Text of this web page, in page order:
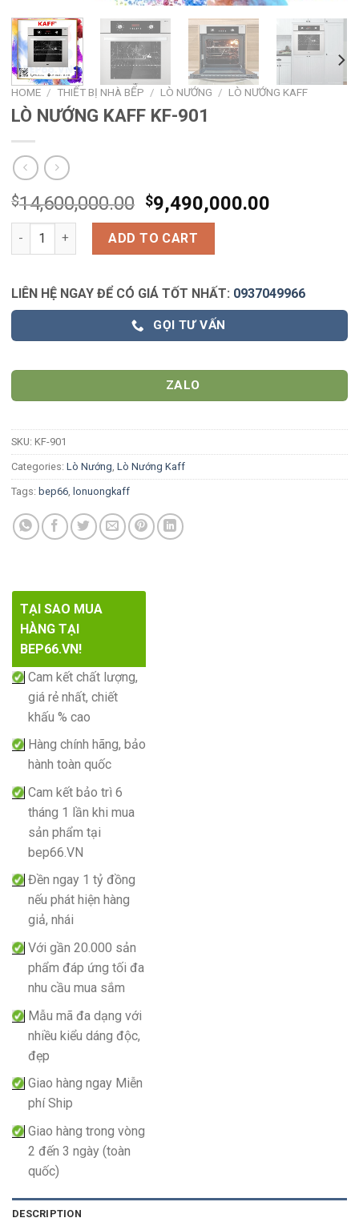
HOME / THIẾT BỊ NHÀ BẾP / LÒ NƯỚNG / LÒ NƯỚNG KAFF
LÒ NƯỚNG KAFF KF-901
$14,600,000.00 $9,490,000.00
LÒ NƯỚNG KAFF KF-901 quantity
ADD TO CART
LIÊN HỆ NGAY ĐỂ CÓ GIÁ TỐT NHẤT: 0937049966
GỌI TƯ VẤN
ZALO
SKU: KF-901
Categories: Lò Nướng Lò Nướng Kaff
Tags: bep66 lonuongkaff
TẠI SAO MUA
HÀNG TẠI
BEP66.VN!
Cam kết chất lượng,
giá rẻ nhất, chiết
khấu % cao
Hàng chính hãng, bảo
hành toàn quốc
Cam kết bảo trì 6
tháng 1 lần khi mua
sản phẩm tại
bep66.VN
Đền ngay 1 tỷ đồng
nếu phát hiện hàng
giả, nhái
Với gần 20.000 sản
phẩm đáp ứng tối đa
nhu cầu mua sắm
Mẫu mã đa dạng với
nhiều kiểu dáng độc,
đẹp
Giao hàng ngay Miễn
phí Ship
Giao hàng trong vòng
2 đến 3 ngày (toàn
quốc)
DESCRIPTION